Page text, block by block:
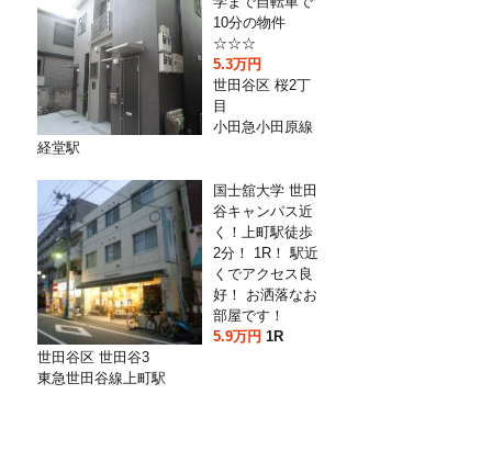
10分の物件
☆☆☆
5.3万円
世田谷区 桜2丁
目
小田急小田原線
経堂駅
国士舘大学 世田
谷キャンパス近
く！上町駅徒歩
2分！ 1R！ 駅近
くでアクセス良
好！ お洒落なお
部屋です！
5.9万円1R
世田谷区 世田谷3
東急世田谷線上町駅